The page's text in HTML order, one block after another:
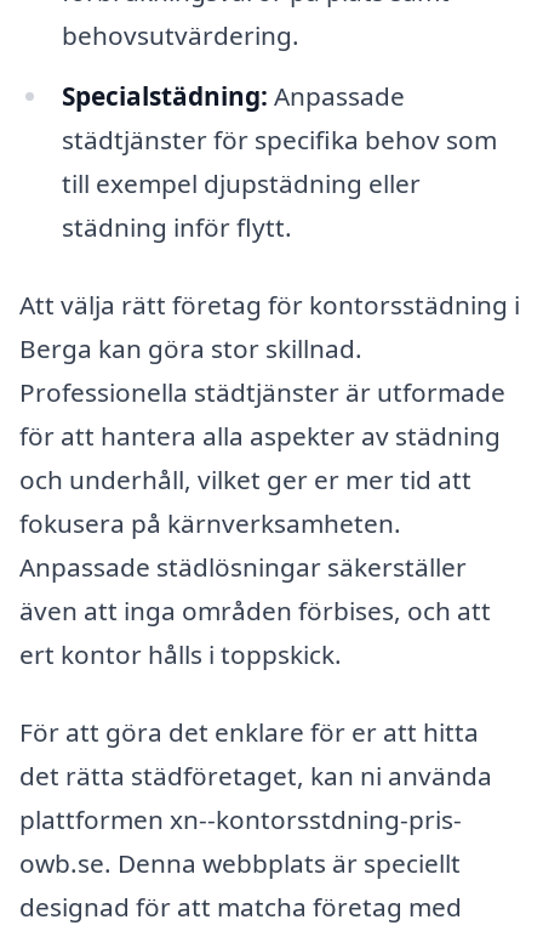
behovsutvärdering.
Specialstädning: Anpassade
städtjänster för specifika behov som
till exempel djupstädning eller
städning inför flytt.
Att välja rätt företag för kontorsstädning i
Berga kan göra stor skillnad.
Professionella städtjänster är utformade
för att hantera alla aspekter av städning
och underhåll, vilket ger er mer tid att
fokusera på kärnverksamheten.
Anpassade städlösningar säkerställer
även att inga områden förbises, och att
ert kontor hålls i toppskick.
För att göra det enklare för er att hitta
det rätta städföretaget, kan ni använda
plattformen xn--kontorsstdning-pris-
owb.se. Denna webbplats är speciellt
designad för att matcha företag med